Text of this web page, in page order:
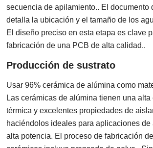
secuencia de apilamiento.. El documento
detalla la ubicación y el tamaño de los
El diseño preciso en esta etapa es clave
fabricación de una PCB de alta calidad..
Producción de sustrato
Usar 96% cerámica de alúmina como
Las cerámicas de alúmina tienen una alta
térmica y excelentes propiedades de
haciéndolos ideales para aplicaciones de
alta potencia. El proceso de fabricación